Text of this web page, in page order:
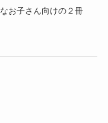
お子さん向けの２冊